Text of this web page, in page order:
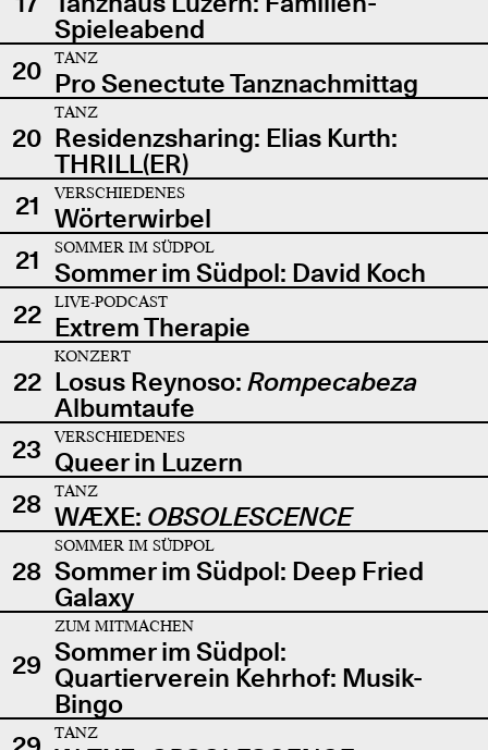
Spieleabend
20
TANZ
Pro Senectute Tanznachmittag
20
TANZ
Residenzsharing: Elias Kurth:
THRILL(ER)
21
VERSCHIEDENES
Wörterwirbel
21
SOMMER IM SÜDPOL
Sommer im Südpol: David Koch
22
LIVE-PODCAST
Extrem Therapie
22
KONZERT
Losus Reynoso: Rompecabeza
Albumtaufe
23
VERSCHIEDENES
Queer in Luzern
28
TANZ
WÆXE: OBSOLESCENCE
28
SOMMER IM SÜDPOL
Sommer im Südpol: Deep Fried
Galaxy
29
ZUM MITMACHEN
Sommer im Südpol:
Quartierverein Kehrhof: Musik-
Bingo
TANZ